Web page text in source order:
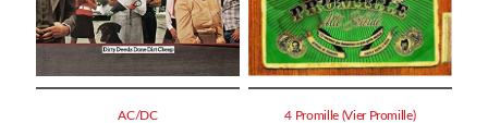
AC/DC 4 Promille (Vier Promille)